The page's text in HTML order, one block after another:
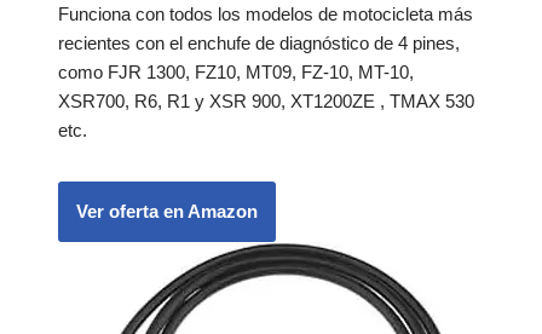
Funciona con todos los modelos de motocicleta más
recientes con el enchufe de diagnóstico de 4 pines,
como FJR 1300, FZ10, MT09, FZ-10, MT-10,
XSR700, R6, R1 y XSR 900, XT1200ZE , TMAX 530
etc.
Ver oferta en Amazon